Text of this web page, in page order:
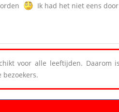
Ik had het niet eens door
voor alle leeftijden.
bezoekers.